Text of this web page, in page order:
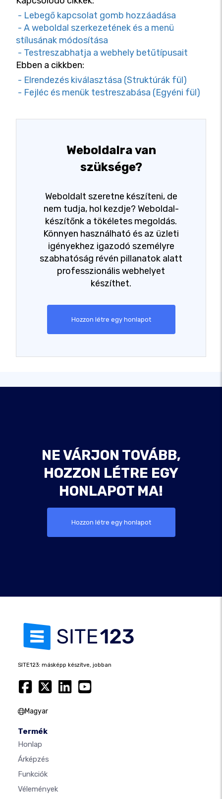
- Lebegő kapcsolat gomb hozzáadása
- A weboldal szerkezetének és a menü
stílusának módosítása
- Testreszabhatja a webhely betűtípusait
Ebben a cikkben:
- Elrendezés kiválasztása (Struktúrák fül)
- Fejléc és menük testreszabása (Egyéni fül)
Weboldalra van
szüksége?
Weboldalt szeretne készíteni, de
nem tudja, hol kezdje? Weboldal-
készítőnk a tökéletes megoldás.
Könnyen használható és az üzleti
igényekhez igazodó személyre
szabhatóság révén pillanatok alatt
professzionális webhelyet
készíthet.
Hozzon létre egy honlapot
NE VÁRJON TOVÁBB,
HOZZON LÉTRE EGY
HONLAPOT MA!
Hozzon létre egy honlapot
SITE123: másképp készítve, jobban
Magyar
Termék
Honlap
Árképzés
Funkciók
Vélemények